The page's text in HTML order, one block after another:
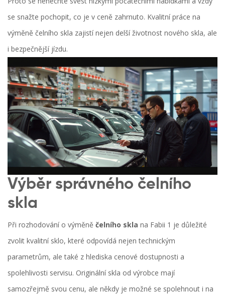
se snažte pochopit, co je v ceně zahrnuto. Kvalitní práce na
výměně čelního skla zajistí nejen delší životnost nového skla, ale
i bezpečnější jízdu.
Výběr správného čelního
skla
Při rozhodování o výměně čelního skla na Fabii 1 je důležité
zvolit kvalitní sklo, které odpovídá nejen technickým
parametrům, ale také z hlediska cenové dostupnosti a
spolehlivosti servisu. Originální skla od výrobce mají
samozřejmě svou cenu, ale někdy je možné se spolehnout i na